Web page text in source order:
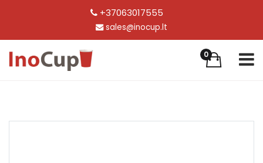
+37063017555
sales@inocup.lt
0